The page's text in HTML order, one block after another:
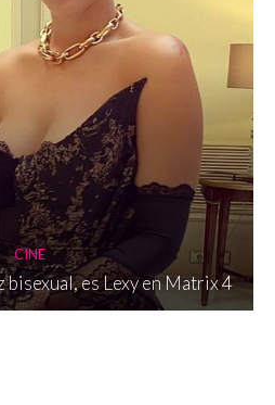
CINE
es Lexy en Matrix 4